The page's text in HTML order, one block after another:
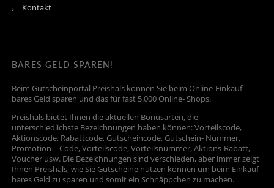
Kontakt
BARES GELD SPAREN!
Beim Gutscheinportal Preishals können Sie beim Online-Einkauf
bares Geld sparen und das für fast 5.000 Online- Shops.
Preishals bietet Ihnen die aktuellen Bonusarten, die
unterschiedlichste Bezeichnungen haben können: Vorteilscode,
Aktionscode, Rabattcode, Gutscheincode, Gutschein- Nummer,
Promotion – Code, Vorteilscode, Vorteilsnummer, Aktions-Rabatt,
Voucher usw. Die Bezeichnungen sind verschieden, aber immer zeigt
Ihnen Preishals, wie Sie Gutscheine nutzen können um beim Einkauf
bares Geld zu sparen und somit ein Schnäppchen zu machen.